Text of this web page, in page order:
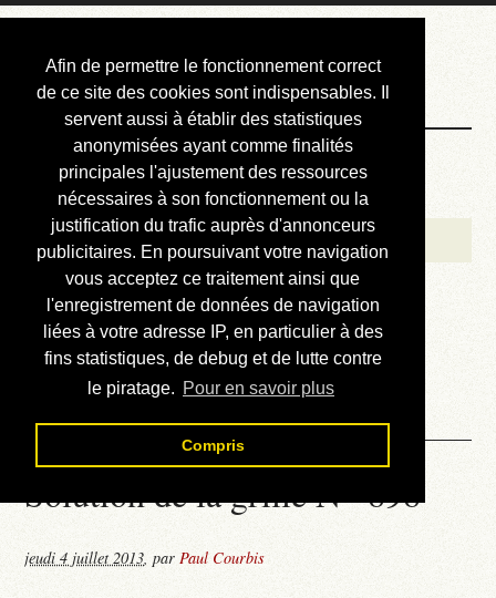
Afin de permettre le fonctionnement correct
de ce site des cookies sont indispensables. Il
servent aussi à établir des statistiques
anonymisées ayant comme finalités
principales l'ajustement des ressources
nécessaires à son fonctionnement ou la
justification du trafic auprès d'annonceurs
publicitaires. En poursuivant votre navigation
vous acceptez ce traitement ainsi que
l'enregistrement de données de navigation
liées à votre adresse IP, en particulier à des
fins statistiques, de debug et de lutte contre
le piratage. Pour en savoir plus
Compris
Courbis, « LE »
Blog Officiel
Bienvenue
Réalisations
Divers (et d’été)
Annonces
Liens externes
Téléchargement
Contact
Solution de la grille N° 898
jeudi 4 juillet 2013,parPaul Courbis